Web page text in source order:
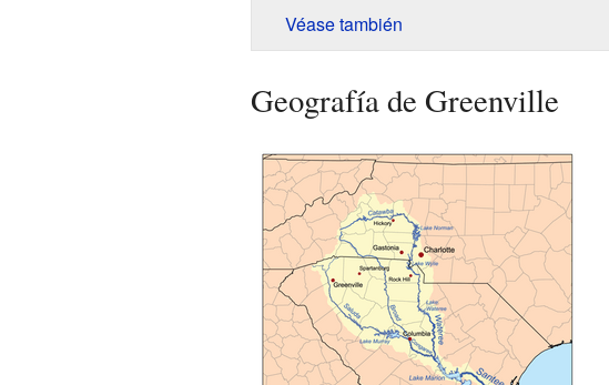
Véase también
Geografía de Greenville